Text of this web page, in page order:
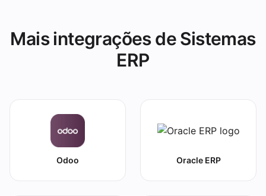
Mais integrações de Sistemas
ERP
Odoo Oracle ERP